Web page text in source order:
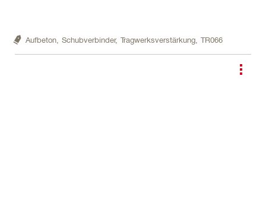
Aufbeton, Schubverbinder, Tragwerksverstärkung, TR066